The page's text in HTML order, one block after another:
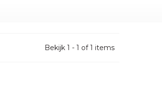
Bekijk 1 - 1 of 1 items